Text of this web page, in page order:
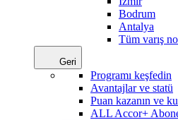
Bodrum
Antalya
Tüm varış
Geri
Programı keşfedin
Avantajlar ve statü
Puan kazanın ve
ALL Accor+